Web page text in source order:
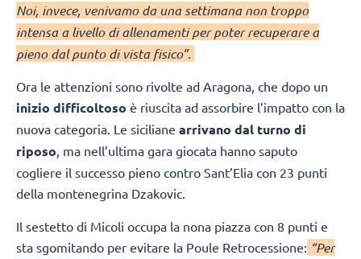
Noi, invece, venivamo da una settimana non troppo
intensa a livello di allenamenti per poter recuperare a
pieno dal punto di vista fisico”.
Ora le attenzioni sono rivolte ad Aragona, che dopo un
inizio difficoltoso è riuscita ad assorbire l’impatto con la
nuova categoria. Le siciliane arrivano dal turno di
riposo, ma nell’ultima gara giocata hanno saputo
cogliere il successo pieno contro Sant’Elia con 23 punti
della montenegrina Dzakovic.
Il sestetto di Micoli occupa la nona piazza con 8 punti e
sta sgomitando per evitare la Poule Retrocessione: “Per